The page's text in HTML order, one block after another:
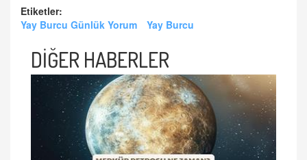
Etiketler:
Yay Burcu Günlük Yorum
Yay Burcu
DİĞER HABERLER